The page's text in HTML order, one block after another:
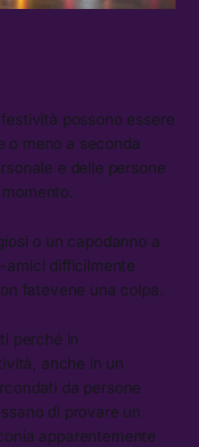
possono essere
o meno a seconda
e delle persone
o un capodanno a
amici difficilmente
fatevene una colpa.
perché in
anche in un
da persone
di provare un
apparentemente